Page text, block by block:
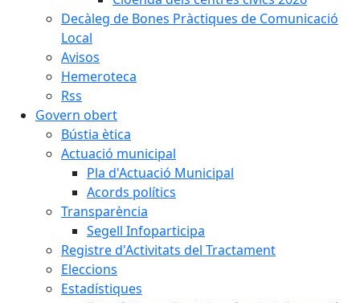
Decàleg de Bones Pràctiques de Comunicació
Local
Avisos
Hemeroteca
Rss
Govern obert
Bústia ètica
Actuació municipal
Pla d'Actuació Municipal
Acords polítics
Transparència
Segell Infoparticipa
Registre d'Activitats del Tractament
Eleccions
Estadístiques